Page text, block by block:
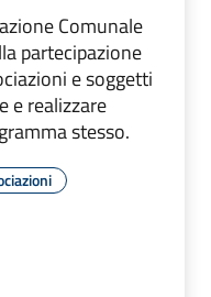
Comunale
partecipazione
e soggetti
e realizzare
stesso.